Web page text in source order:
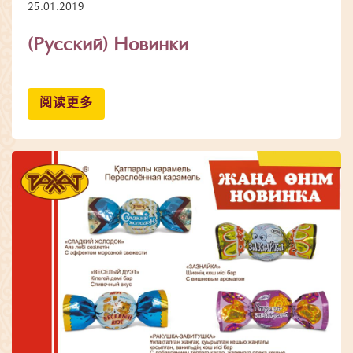
25.01.2019
(Русский) Новинки
阅读更多